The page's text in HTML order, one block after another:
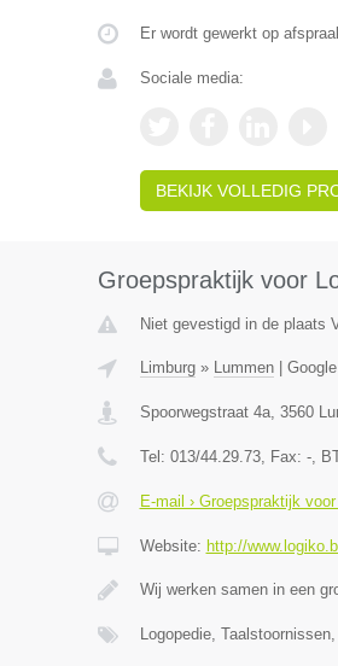
Er wordt gewerkt op
Sociale media:
BEKIJK VOLLEDIG
Groepspraktijk voor
Niet gevestigd in de plaats
Limburg» Lummen|
Spoorwegstraat 4a, 3560
Tel: 013/44.29.73, Fax: -,
E-mail › Groepspraktijk
Website: http://
Wij werken samen in een
Logopedie,